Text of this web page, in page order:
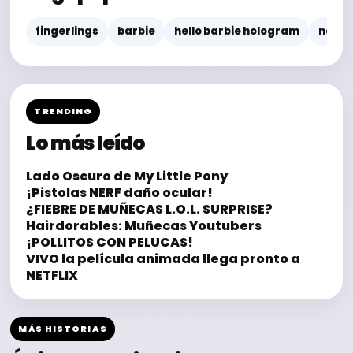
fingerlings barbie hello barbie hologram nerf
TRENDING
Lo más leído
Lado Oscuro de My Little Pony
¡Pistolas NERF daño ocular!
¿FIEBRE DE MUÑECAS L.O.L. SURPRISE?
Hairdorables: Muñecas Youtubers
¡POLLITOS CON PELUCAS!
VIVO la película animada llega pronto a
NETFLIX
MÁS HISTORIAS